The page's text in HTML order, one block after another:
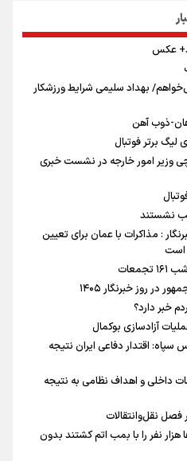
عکس
بهداد سلیمی شرایط ورزشکار
ذوب آهن
برتر فوتبال
وزیر امور خارجه در نشست خبری
نشستند
: مذاکرات با عمان برای تعیین
است
روز خبرنگار ۱۴۰۵
خبر دارد؟
آزادسازی بوکمال
سپاه: اقتدار دفاعی ایران نتیجه
داخلی و اهداف نظامی به نتیجه
فصل نقل‌وانتقالات
هزار نفر را با بمب اتم کشتند بدون